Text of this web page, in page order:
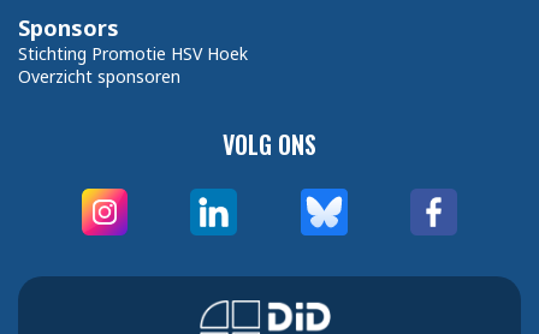
VOLG ONS
Sponsors
Stichting Promotie HSV Hoek
Overzicht sponsoren